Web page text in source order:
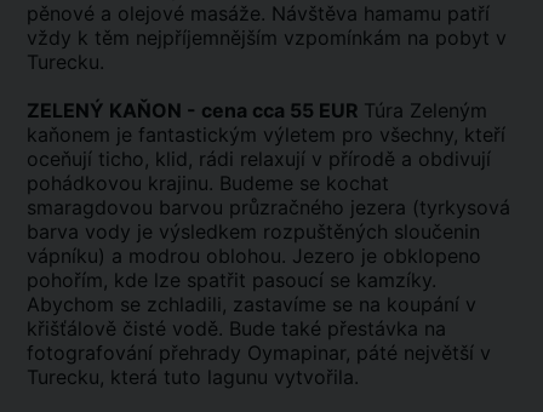
pěnové a olejové masáže. Návštěva hamamu patří
vždy k těm nejpříjemnějším vzpomínkám na pobyt v
Turecku.
ZELENÝ KAŇON - cena cca 55 EUR Túra Zeleným
kaňonem je fantastickým výletem pro všechny, kteří
oceňují ticho, klid, rádi relaxují v přírodě a obdivují
pohádkovou krajinu. Budeme se kochat
smaragdovou barvou průzračného jezera (tyrkysová
barva vody je výsledkem rozpuštěných sloučenin
vápníku) a modrou oblohou. Jezero je obklopeno
pohořím, kde lze spatřit pasoucí se kamzíky.
Abychom se zchladili, zastavíme se na koupání v
křišťálově čisté vodě. Bude také přestávka na
fotografování přehrady Oymapinar, páté největší v
Turecku, která tuto lagunu vytvořila.